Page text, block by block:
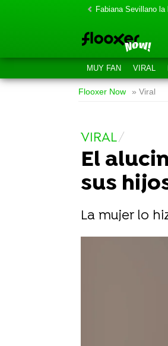
Fabiana Sevillano la
MUY FAN VIRAL
Flooxer Now » Viral
VIRAL
El
sus
La mujer lo